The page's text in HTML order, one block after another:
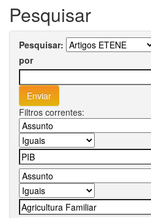
Pesquisar
Pesquisar:
por
Filtros correntes: